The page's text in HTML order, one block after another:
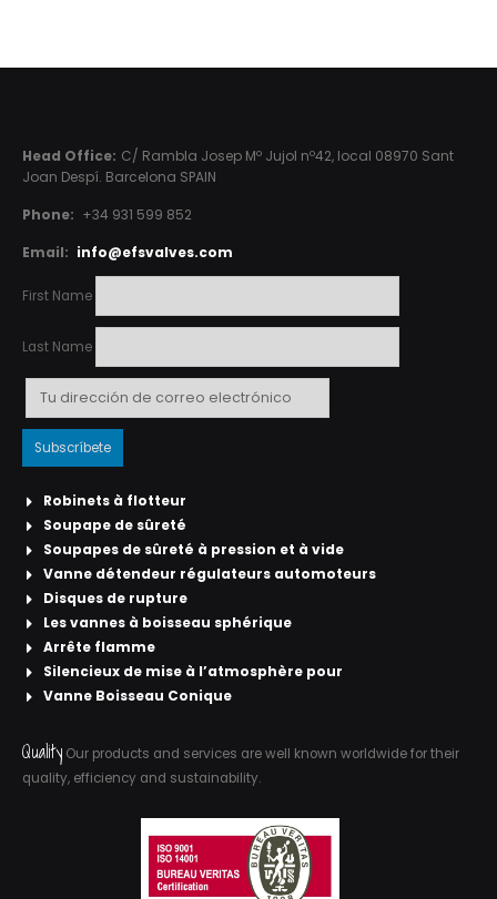
Head Office: C/ Rambla Josep Mº Jujol nº42, local 08970 Sant
Joan Despí. Barcelona SPAIN
Phone: +34 931 599 852
Email: info@efsvalves.com
First Name
Last Name
Robinets à flotteur
Soupape de sûreté
Soupapes de sûreté à pression et à vide
Vanne détendeur régulateurs automoteurs
Disques de rupture
Les vannes à boisseau sphérique
Arrête flamme
Silencieux de mise à l’atmosphère pour
Vanne Boisseau Conique
Quality Our products and services are well known worldwide for their
quality, efficiency and sustainability.